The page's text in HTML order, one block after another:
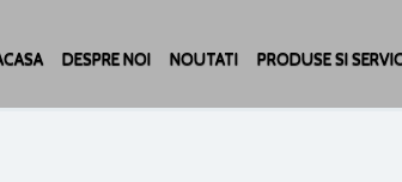
DESPRE NOI NOUTATI PRODUSE SI